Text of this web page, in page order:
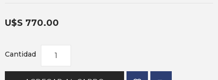
U$S 770.00
Cantidad